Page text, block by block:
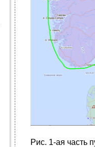
Рис. 1-ая часть